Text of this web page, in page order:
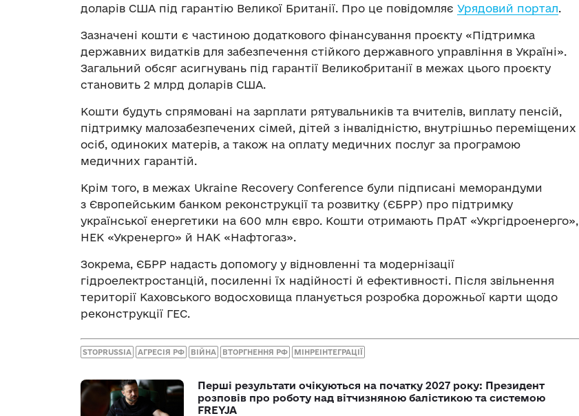
доларів США під гарантію Великої Британії. Про це повідомляє Урядовий портал.
Зазначені кошти є частиною додаткового фінансування проєкту «Підтримка
державних видатків для забезпечення стійкого державного управління в Україні».
Загальний обсяг асигнувань під гарантії Великобританії в межах цього проєкту
становить 2 млрд доларів США.
Кошти будуть спрямовані на зарплати рятувальників та вчителів, виплату пенсій,
підтримку малозабезпечених сімей, дітей з інвалідністю, внутрішньо переміщених
осіб, одиноких матерів, а також на оплату медичних послуг за програмою
медичних гарантій.
Крім того, в межах Ukraine Recovery Conference були підписані меморандуми
з Європейським банком реконструкції та розвитку (ЄБРР) про підтримку
української енергетики на 600 млн євро. Кошти отримають ПрАТ «Укргідроенерго»,
НЕК «Укренерго» й НАК «Нафтогаз».
Зокрема, ЄБРР надасть допомогу у відновленні та модернізації
гідроелектростанцій, посиленні їх надійності й ефективності. Після звільнення
території Каховського водосховища планується розробка дорожньої карти щодо
реконструкції ГЕС.
STOPRUSSIA АГРЕСІЯ РФ ВІЙНА ВТОРГНЕННЯ РФ МІНРЕІНТЕГРАЦІЇ
Перші результати очікуються на початку 2027 року: Президент
розповів про роботу над вітчизняною балістикою та системою
FREYJA